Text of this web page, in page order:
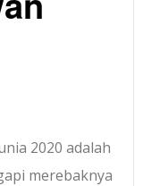
2020 adalah
merebaknya